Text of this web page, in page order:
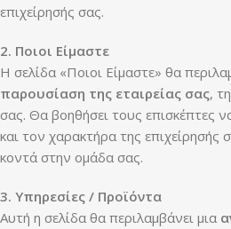
επιχείρησής σας.
2. Ποιοι Είμαστε
Η σελίδα «Ποιοι Είμαστε» θα
παρουσίαση της εταιρείας σας,
σας. Θα βοηθήσει τους επισκέπτες
και τον χαρακτήρα της επιχείρησής
κοντά στην ομάδα σας.
3. Υπηρεσίες / Προϊόντα
Αυτή η σελίδα θα περιλαμβάνει μια